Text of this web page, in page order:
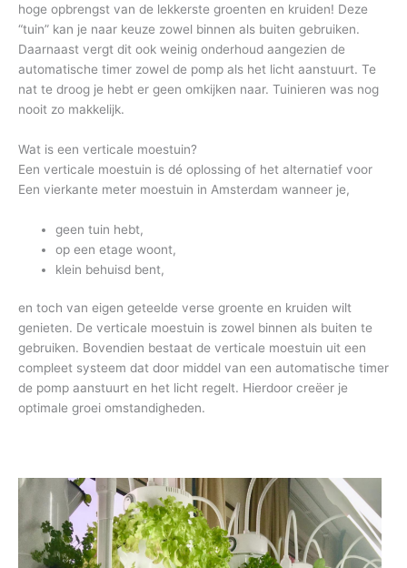
hoge opbrengst van de lekkerste groenten en kruiden! Deze
“tuin” kan je naar keuze zowel binnen als buiten gebruiken.
Daarnaast vergt dit ook weinig onderhoud aangezien de
automatische timer zowel de pomp als het licht aanstuurt. Te
nat te droog je hebt er geen omkijken naar. Tuinieren was nog
nooit zo makkelijk.
Wat is een verticale moestuin?
Een verticale moestuin is dé oplossing of het alternatief voor
Een vierkante meter moestuin in Amsterdam wanneer je,
geen tuin hebt,
op een etage woont,
klein behuisd bent,
en toch van eigen geteelde verse groente en kruiden wilt
genieten. De verticale moestuin is zowel binnen als buiten te
gebruiken. Bovendien bestaat de verticale moestuin uit een
compleet systeem dat door middel van een automatische timer
de pomp aanstuurt en het licht regelt. Hierdoor creëer je
optimale groei omstandigheden.